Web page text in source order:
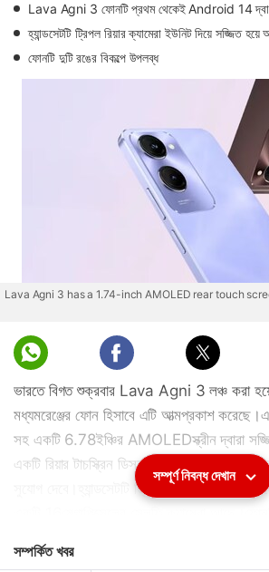
Lava Agni 3 ফোনটি প্রথম থেকেই Android 14
হ্যান্ডসেটটি ট্রিপল রিয়ার ক্যামেরা ইউনিট দিয়ে সজ্জিত হয়ে
ফোনটি দুটি রঙের বিকল্পে উপলব্ধ
Lava Agni 3 has a 1.74-inch AMOLED rear touch
ভারতে বিগত শুক্রবার Lava Agni 3 লঞ্চ করা
মধ্যমরেঞ্জের ফোন হিসাবে এটি আত্মপ্রকাশ
সহ একটি 6.78ইঞ্চির AMOLEDস্ক্রীন দ্বারা
একটি রিয়ার টাচস্ক্রিন ডিসপ্লে আছে, যেটি
সুযোগ দেবে।হ্যান্ডসেটটি ত্রিমাত্রিক রিয়ার
Android 14দ্বারা চালিত।এটিতে 66W-এর
সম্পূর্ণ নিবন্ধ দেখান
সম্পর্কিত খবর